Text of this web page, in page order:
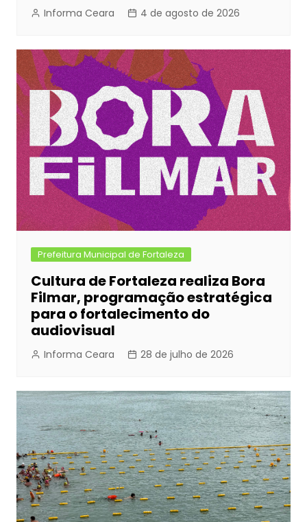
Informa Ceara 4 de agosto de 2026
Prefeitura Municipal de Fortaleza
Cultura de Fortaleza realiza Bora
Filmar, programação estratégica
para o fortalecimento do
audiovisual
Informa Ceara 28 de julho de 2026